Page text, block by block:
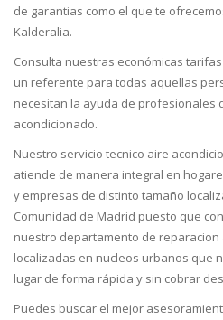
de garantias como el que te
Kalderalia.
Consulta nuestras económicas
un referente para todas aquellas
necesitan la ayuda de profesionales
acondicionado.
Nuestro servicio tecnico aire
atiende de manera integral en
y empresas de distinto tamaño
Comunidad de Madrid puesto que
nuestro departamento de reparacion
localizadas en nucleos urbanos que
lugar de forma rápida y sin cobrar
Puedes buscar el mejor